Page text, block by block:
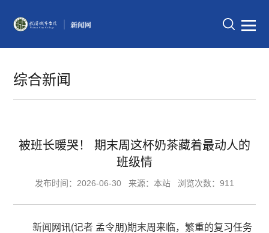
综合新闻
被班长暖哭！ 期末周这杯奶茶藏着最动人的
班级情
发布时间：2026-06-30 来源：本站 浏览次数：911
新闻网讯(记者 孟令朋)期末周来临，繁重的复习任务